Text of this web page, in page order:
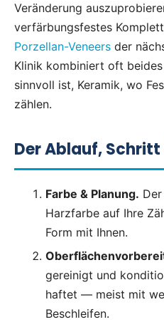
Veränderung
verfärbungsfestes
Porzellan-Veneers der
Klinik kombiniert oft
sinnvoll ist, Keramik, wo
zählen.
Der Ablauf,
Farbe & Planung.
Harzfarbe auf Ihre
Form mit Ihnen.
gereinigt und
haftet — meist mit
Beschleifen.